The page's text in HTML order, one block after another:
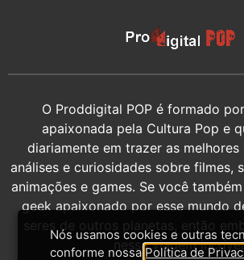
O Proddigital POP é formado
apaixonada pela Cultura Pop e
diariamente em trazer as melhores
análises e curiosidades sobre filmes,
animações e games. Se você
geek apaixonado por esse mundo
seres de outros planetas, então
nessa viagem
Nós usamos cookies e outras
conforme nossa Política de